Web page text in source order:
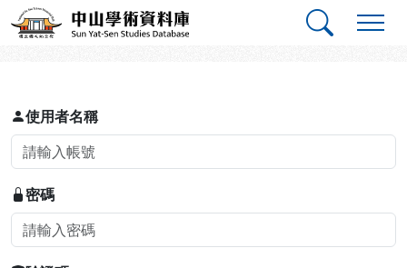
跳到主要內容
中山學術資料庫
登入
使用者名稱
密碼